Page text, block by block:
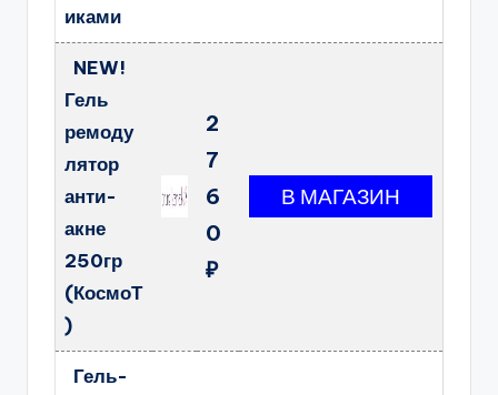
иками
NEW!
Гель
ремоду
лятор
анти-
акне
250гр
(КосмоТ
)
2
7
6
0
₽
Гель-